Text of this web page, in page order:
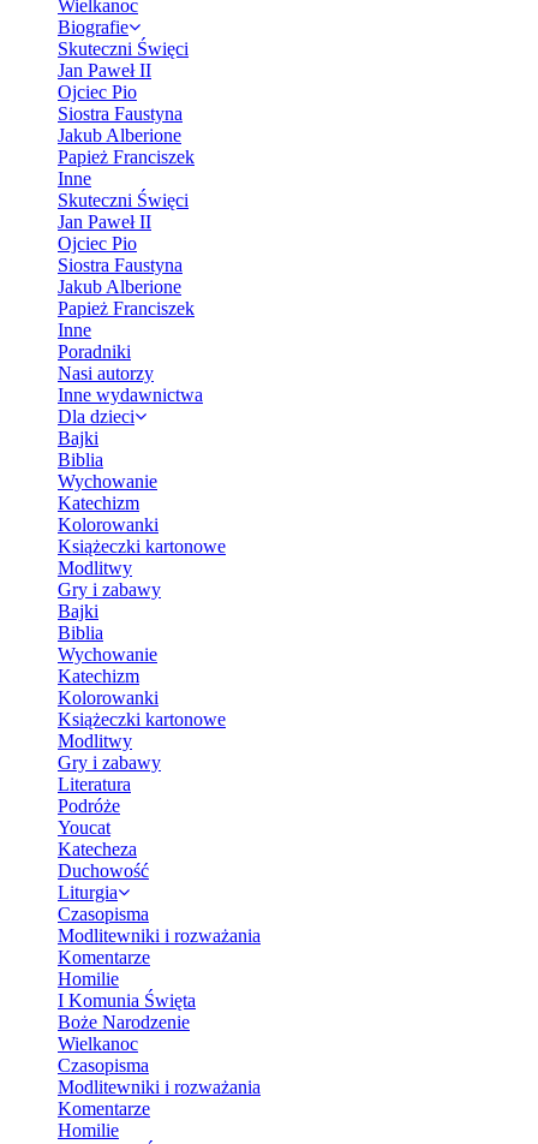
Wielkanoc
Biografie
Skuteczni Święci
Jan Paweł II
Ojciec Pio
Siostra Faustyna
Jakub Alberione
Papież Franciszek
Inne
Skuteczni Święci
Jan Paweł II
Ojciec Pio
Siostra Faustyna
Jakub Alberione
Papież Franciszek
Inne
Poradniki
Nasi autorzy
Inne wydawnictwa
Dla dzieci
Bajki
Biblia
Wychowanie
Katechizm
Kolorowanki
Książeczki kartonowe
Modlitwy
Gry i zabawy
Bajki
Biblia
Wychowanie
Katechizm
Kolorowanki
Książeczki kartonowe
Modlitwy
Gry i zabawy
Literatura
Podróże
Youcat
Katecheza
Duchowość
Liturgia
Czasopisma
Modlitewniki i rozważania
Komentarze
Homilie
I Komunia Święta
Boże Narodzenie
Wielkanoc
Czasopisma
Modlitewniki i rozważania
Komentarze
Homilie